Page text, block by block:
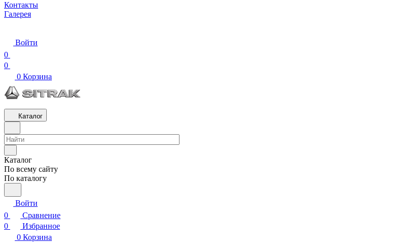
Контакты
Галерея
Войти
0
0
0 Корзина
Каталог
Каталог
По всему сайту
По каталогу
Войти
0
Сравнение
0
Избранное
0 Корзина